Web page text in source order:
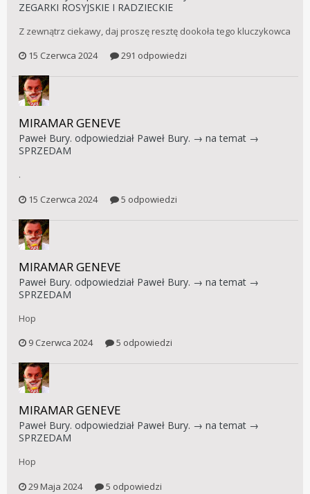
ZEGARKI ROSYJSKIE I RADZIECKIE
Z zewnątrz ciekawy, daj proszę resztę dookoła tego kluczykowca
15 Czerwca 2024
291 odpowiedzi
MIRAMAR GENEVE
Paweł Bury. odpowiedział Paweł Bury. → na temat →
SPRZEDAM
.
15 Czerwca 2024
5 odpowiedzi
MIRAMAR GENEVE
Paweł Bury. odpowiedział Paweł Bury. → na temat →
SPRZEDAM
Hop
9 Czerwca 2024
5 odpowiedzi
MIRAMAR GENEVE
Paweł Bury. odpowiedział Paweł Bury. → na temat →
SPRZEDAM
Hop
29 Maja 2024
5 odpowiedzi